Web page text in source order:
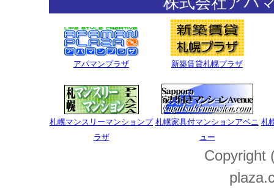
アパマンプラザ 新築賃貸札幌プラザ
札幌マンスリーマンションプ
ラザ
札幌家具付マンションアベニ
ュー
札
Copyright